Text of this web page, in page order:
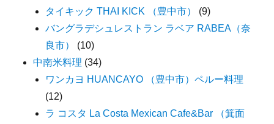
タイキック THAI KICK （豊中市）
(9)
バングラデシュレストラン ラベア RABEA（奈
良市）
(10)
中南米料理 (34)
ワンカヨ HUANCAYO （豊中市）ペルー料理
(12)
ラ コスタ La Costa Mexican Cafe&Bar （箕面